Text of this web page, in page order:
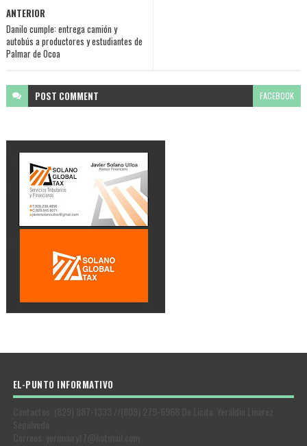
ANTERIOR
Danilo cumple: entrega camión y
autobús a productores y estudiantes de
Palmar de Ocoa
POST COMMENT FACEBOOK
EL-PUNTO INFORMATIVO